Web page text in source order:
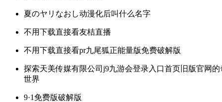
夏のヤリなおし动漫化后叫什么名字
不用下载直接看友桔直播
不用下载直接看pr九尾狐正能量版免费破解版
探索天美传媒有限公司j9九游会登录入口首页旧版官网的
世界
9·1免费版破解版